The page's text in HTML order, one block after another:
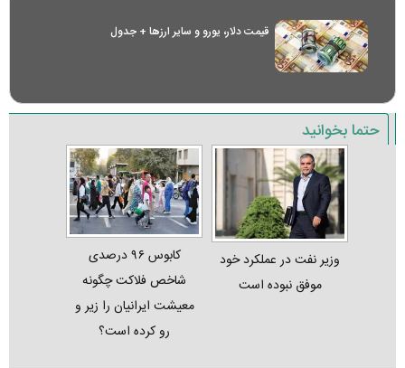
قیمت دلار، یورو و سایر ارز‌ها + جدول
حتما بخوانید
وزیر نفت در عملکرد خود
موفق نبوده است
کابوس ۹۶ درصدی
شاخص فلاکت چگونه
معیشت ایرانیان را زیر و
رو کرده است؟